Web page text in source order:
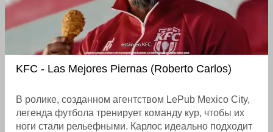
KFC - Las Mejores Piernas (Roberto Carlos)
В ролике, созданном агентством LePub Mexico City,
легенда футбола тренирует команду кур, чтобы их
ноги стали рельефными. Карлос идеально подходит